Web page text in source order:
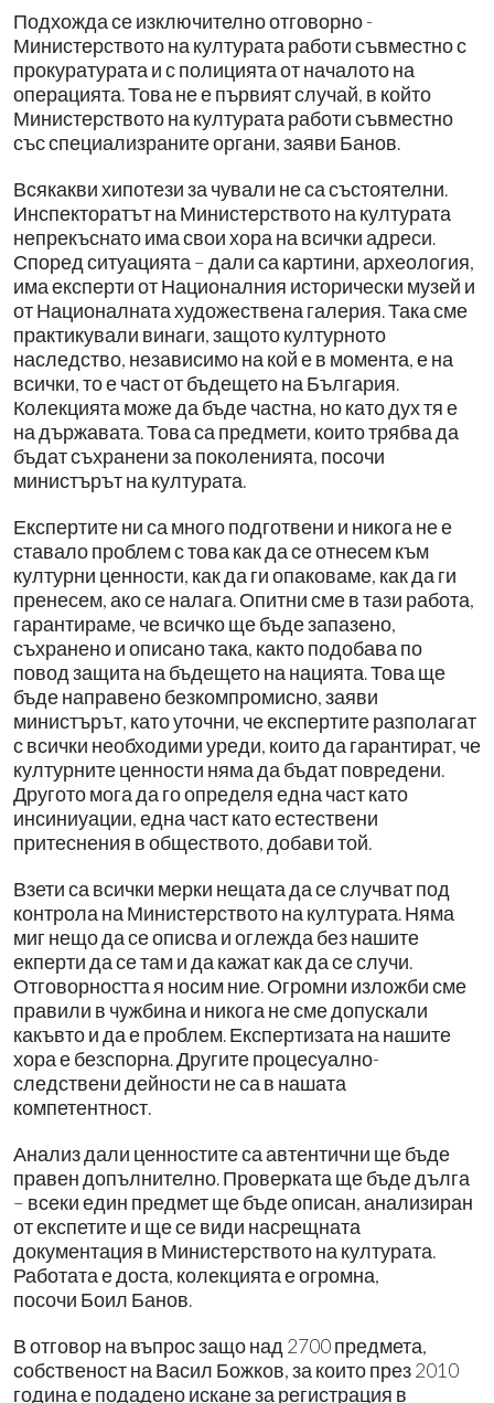
Подхожда се изключително отговорно -
Министерството на културата работи съвместно с
прокуратурата и с полицията от началото на
операцията. Това не е първият случай, в който
Министерството на културата работи съвместно
със специализраните органи, заяви Банов.
Всякакви хипотези за чували не са състоятелни.
Инспекторатът на Министерството на културата
непрекъснато има свои хора на всички адреси.
Според ситуацията – дали са картини, археология,
има експерти от Националния исторически музей и
от Националната художествена галерия. Така сме
практикували винаги, защото културното
наследство, независимо на кой е в момента, е на
всички, то е част от бъдещето на България.
Колекцията може да бъде частна, но като дух тя е
на държавата. Това са предмети, които трябва да
бъдат съхранени за поколенията, посочи
министърът на културата.
Експертите ни са много подготвени и никога не е
ставало проблем с това как да се отнесем към
културни ценности, как да ги опаковаме, как да ги
пренесем, ако се налага. Опитни сме в тази работа,
гарантираме, че всичко ще бъде запазено,
съхранено и описано така, както подобава по
повод защита на бъдещето на нацията. Това ще
бъде направено безкомпромисно, заяви
министърът, като уточни, че експертите разполагат
с всички необходими уреди, които да гарантират, че
културните ценности няма да бъдат повредени.
Другото мога да го определя една част като
инсиниуации, една част като естествени
притеснения в обществото, добави той.
Взети са всички мерки нещата да се случват под
контрола на Министерството на културата. Няма
миг нещо да се описва и оглежда без нашите
екперти да се там и да кажат как да се случи.
Отговорността я носим ние. Огромни изложби сме
правили в чужбина и никога не сме допускали
какъвто и да е проблем. Експертизата на нашите
хора е безспорна. Другите процесуално-
следствени дейности не са в нашата
компетентност.
Анализ дали ценностите са автентични ще бъде
правен допълнително. Проверката ще бъде дълга
– всеки един предмет ще бъде описан, анализиран
от експетите и ще се види насрещната
документация в Министерството на културата.
Работата е доста, колекцията е огромна,
посочи Боил Банов.
В отговор на въпрос защо над 2700 предмета,
собственост на Васил Божков, за които през 2010
година е подадено искане за регистрация в